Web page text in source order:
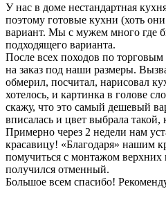
У нас в доме нестандартная
поэтому готовые кухни (хоть
вариант. Мы с мужем много где
подходящего варианта.
После всех походов по
на заказ под наши размеры.
обмерил, посчитал, нарисовал
хотелось, и картинка в голове
скажу, что это самый дешевый
вписалась и цвет выбрала такой,
Примерно через 2 недели нам
красавицу! «Благодаря» нашим
помучиться с монтажом верхних
получился отменный.
Большое всем спасибо!